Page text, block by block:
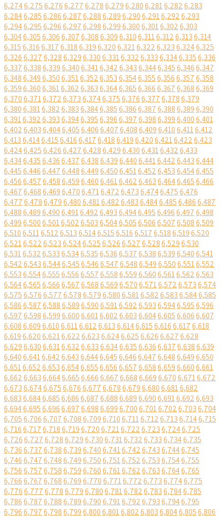
6,2746,2756,2766,2776,2786,2796,2806,2816,2826,283
6,2846,2856,2866,2876,2886,2896,2906,2916,2926,293
6,2946,2956,2966,2976,2986,2996,3006,3016,3026,303
6,3046,3056,3066,3076,3086,3096,3106,3116,3126,3136,314
6,3156,3166,3176,3186,3196,3206,3216,3226,3236,3246,325
6,3266,3276,3286,3296,3306,3316,3326,3336,3346,3356,336
6,3376,3386,3396,3406,3416,3426,3436,3446,3456,3466,347
6,3486,3496,3506,3516,3526,3536,3546,3556,3566,3576,358
6,3596,3606,3616,3626,3636,3646,3656,3666,3676,3686,369
6,3706,3716,3726,3736,3746,3756,3766,3776,3786,379
6,3806,3816,3826,3836,3846,3856,3866,3876,3886,3896,390
6,3916,3926,3936,3946,3956,3966,3976,3986,3996,4006,401
6,4026,4036,4046,4056,4066,4076,4086,4096,4106,4116,412
6,4136,4146,4156,4166,4176,4186,4196,4206,4216,4226,423
6,4246,4256,4266,4276,4286,4296,4306,4316,4326,433
6,4346,4356,4366,4376,4386,4396,4406,4416,4426,4436,444
6,4456,4466,4476,4486,4496,4506,4516,4526,4536,4546,455
6,4566,4576,4586,4596,4606,4616,4626,4636,4646,4656,466
6,4676,4686,4696,4706,4716,4726,4736,4746,4756,476
6,4776,4786,4796,4806,4816,4826,4836,4846,4856,4866,487
6,4886,4896,4906,4916,4926,4936,4946,4956,4966,4976,498
6,4996,5006,5016,5026,5036,5046,5056,5066,5076,5086,509
6,5106,5116,5126,5136,5146,5156,5166,5176,5186,5196,520
6,5216,5226,5236,5246,5256,5266,5276,5286,5296,530
6,5316,5326,5336,5346,5356,5366,5376,5386,5396,5406,541
6,5426,5436,5446,5456,5466,5476,5486,5496,5506,5516,552
6,5536,5546,5556,5566,5576,5586,5596,5606,5616,5626,563
6,5646,5656,5666,5676,5686,5696,5706,5716,5726,5736,574
6,5756,5766,5776,5786,5796,5806,5816,5826,5836,5846,585
6,5866,5876,5886,5896,5906,5916,5926,5936,5946,5956,596
6,5976,5986,5996,6006,6016,6026,6036,6046,6056,6066,607
6,6086,6096,6106,6116,6126,6136,6146,6156,6166,6176,618
6,6196,6206,6216,6226,6236,6246,6256,6266,6276,628
6,6296,6306,6316,6326,6336,6346,6356,6366,6376,6386,639
6,6406,6416,6426,6436,6446,6456,6466,6476,6486,6496,650
6,6516,6526,6536,6546,6556,6566,6576,6586,6596,6606,661
6,6626,6636,6646,6656,6666,6676,6686,6696,6706,6716,672
6,6736,6746,6756,6766,6776,6786,6796,6806,6816,682
6,6836,6846,6856,6866,6876,6886,6896,6906,6916,6926,693
6,6946,6956,6966,6976,6986,6996,7006,7016,7026,7036,704
6,7056,7066,7076,7086,7096,7106,7116,7126,7136,7146,715
6,7166,7176,7186,7196,7206,7216,7226,7236,7246,725
6,7266,7276,7286,7296,7306,7316,7326,7336,7346,735
6,7366,7376,7386,7396,7406,7416,7426,7436,7446,745
6,7466,7476,7486,7496,7506,7516,7526,7536,7546,755
6,7566,7576,7586,7596,7606,7616,7626,7636,7646,765
6,7666,7676,7686,7696,7706,7716,7726,7736,7746,775
6,7766,7776,7786,7796,7806,7816,7826,7836,7846,785
6,7866,7876,7886,7896,7906,7916,7926,7936,7946,795
6,7966,7976,7986,7996,8006,8016,8026,8036,8046,8056,806